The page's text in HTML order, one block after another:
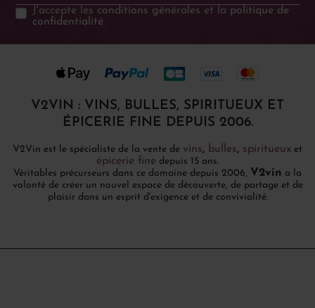
J'accepte les conditions générales et la politique de
confidentialité.
V2VIN : VINS, BULLES, SPIRITUEUX ET
ÉPICERIE FINE DEPUIS 2006.
V2Vin est le spécialiste de la vente de vins, bulles, spiritueux et
épicerie fine depuis 15 ans.
Véritables précurseurs dans ce domaine depuis 2006, V2vin a la
volonté de créer un nouvel espace de découverte, de partage et de
plaisir dans un esprit d'exigence et de convivialité.